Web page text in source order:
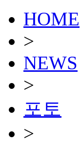
HOME
>
NEWS
>
포토
>